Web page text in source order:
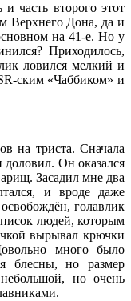
часть второго этот
Верхнего Дона, да и
на 41-е. Но у
Приходилось,
ловился мелкий и
ским «Чаббиком» и
на триста. Сначала
Он оказался
Засадил мне два
и вроде даже
голавлик
людей, которым
вырывал крючки
много было
блесны, но размер
но очень